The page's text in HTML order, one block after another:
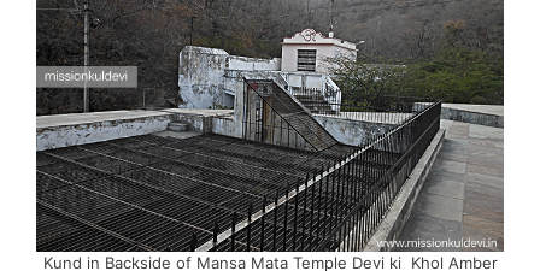
Kund in Backside of Mansa Mata Temple Devi ki Khol Amber